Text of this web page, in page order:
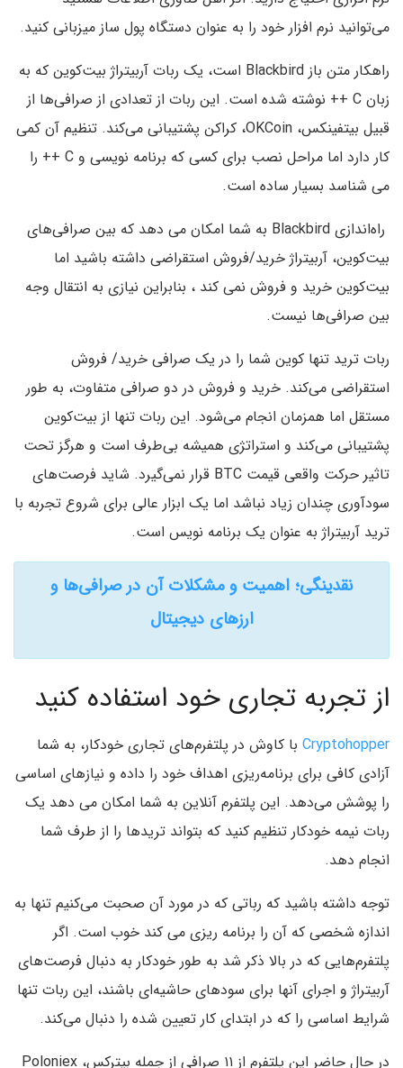
می‌توانید نرم افزار خود را به عنوان دستگاه پول ساز میزبانی کنید.
راهکار متن باز Blackbird است، یک ربات آربیتراژ بیت‌کوین که به
زبان C ++ نوشته شده است. این ربات از تعدادی از صرافی‌ها از
قبیل بیتفینکس، OKCoin، کراکن پشتیبانی می‌کند. تنظیم آن کمی
کار دارد اما مراحل نصب برای کسی که برنامه نویسی و C ++ را
می شناسد بسیار ساده است.
راه‌اندازی Blackbird به شما امکان می دهد که بین صرافی‌های
بیت‌کوین، آربیتراژ خرید/فروش استقراضی داشته باشید اما
بیت‌کوین خرید و فروش نمی کند ، بنابراین نیازی به انتقال وجه
بین صرافی‌ها نیست.
ربات ترید تنها کوین شما را در یک صرافی خرید/ فروش
استقراضی می‌کند. خرید و فروش در دو صرافی متفاوت، به طور
مستقل اما همزمان انجام می‌شود. این ربات تنها از بیت‌کوین
پشتیبانی می‌کند و استراتژی همیشه بی‌طرف است و هرگز تحت
تاثیر حرکت واقعی قیمت BTC قرار نمی‌گیرد. شاید فرصت‌های
سودآوری چندان زیاد نباشد اما یک ابزار عالی برای شروع تجربه با
ترید آربیتراژ به عنوان یک برنامه نویس است.
نقدینگی؛ اهمیت و مشکلات آن در صرافی‌ها و
ارزهای دیجیتال
از تجربه تجاری خود استفاده کنید
Cryptohopper با کاوش در پلتفرم‌های تجاری خودکار، به شما
آزادی کافی برای برنامه‌ریزی اهداف خود را داده و نیازهای اساسی
را پوشش می‌دهد. این پلتفرم آنلاین به شما امکان می دهد یک
ربات نیمه خودکار تنظیم کنید که بتواند ترید‌ها را از طرف شما
انجام دهد.
توجه داشته باشید که رباتی که در مورد آن صحبت می‌کنیم تنها به
اندازه شخصی که آن را برنامه ریزی می کند خوب است. اگر
پلتفرم‌هایی که در بالا ذکر شد به طور خودکار به دنبال فرصت‌های
آربیتراژ و اجرای آنها برای سودهای حاشیه‌ای باشند، این ربات تنها
شرایط اساسی را که در ابتدای کار تعیین شده را دنبال می‌کند.
در حال حاضر این پلتفرم از ۱۱ صرافی از جمله بیترکس، Poloniex